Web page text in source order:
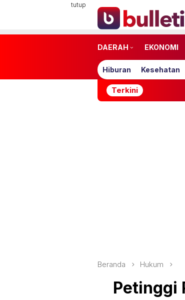
tutup
DAERAH EKONOMI
Hiburan Kesehatan
Terkini
Beranda Hukum
Petinggi